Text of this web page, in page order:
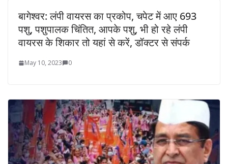
बागेश्वर: लंपी वायरस का प्रकोप, चपेट में आए 693
पशु, पशुपालक चिंतित, आपके पशु, भी हो रहे लंपी
वायरस के शिकार तो यहां से करें, डॉक्टर से संपर्क
May 10, 2023 0